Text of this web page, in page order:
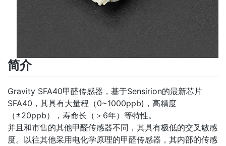
简介
Gravity SFA40甲醛传感器，基于Sensirion的最新芯片
SFA40，其具有大量程（0~1000ppb)，高精度
（±20ppb），寿命长（＞6年）等特性。
并且和市售的其他甲醛传感器不同，其具有极低的交叉敏感
度。以往其他采用电化学原理的甲醛传感器，其内部的传感